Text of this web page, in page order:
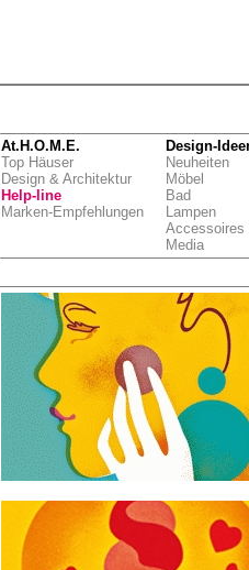
At.H.O.M.E.
Top Häuser
Design & Architektur
Help-line
Marken-Empfehlungen
Design-
Neuheiten
Möbel
Bad
Lampen
Accessoires
Media